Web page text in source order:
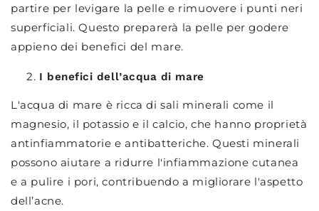
partire per levigare la pelle e rimuovere i punti neri
superficiali. Questo preparerà la pelle per godere
appieno dei benefici del mare.
I benefici dell’acqua di mare
L'acqua di mare è ricca di sali minerali come il
magnesio, il potassio e il calcio, che hanno proprietà
antinfiammatorie e antibatteriche. Questi minerali
possono aiutare a ridurre l'infiammazione cutanea
e a pulire i pori, contribuendo a migliorare l'aspetto
dell’acne.